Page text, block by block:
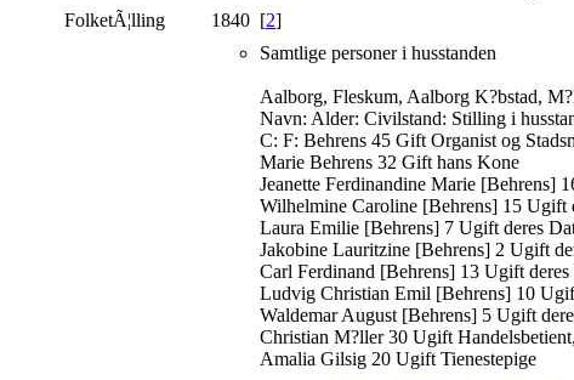
FolketÃ¦lling
1840 [2]
Samtlige personer i husstanden
Aalborg, Fleskum, Aalborg K?bstad,
Navn: Alder: Civilstand: Stilling i
C: F: Behrens 45 Gift Organist og
Marie Behrens 32 Gift hans Kone
Jeanette Ferdinandine Marie [Behrens]
Wilhelmine Caroline [Behrens] 15 Ugift
Laura Emilie [Behrens] 7 Ugift deres
Jakobine Lauritzine [Behrens] 2 Ugift
Carl Ferdinand [Behrens] 13 Ugift deres
Ludvig Christian Emil [Behrens] 10
Waldemar August [Behrens] 5 Ugift
Christian M?ller 30 Ugift
Amalia Gilsig 20 Ugift Tienestepige